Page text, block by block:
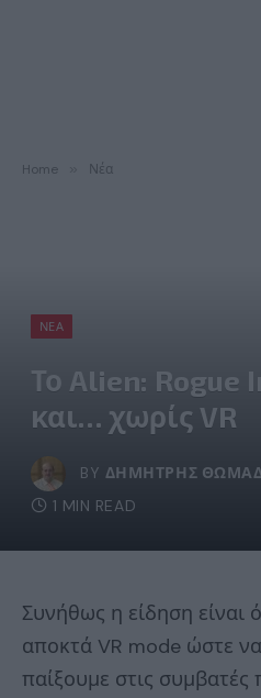
Home Νέα
ΝΈΑ
Το Alien: Rogue
και… χωρίς VR
BY ΔΗΜΉΤΡΗΣ
1 MIN READ
Συνήθως η είδηση είναι
αποκτά VR mode ώστε
παίξουμε στις συμβατές